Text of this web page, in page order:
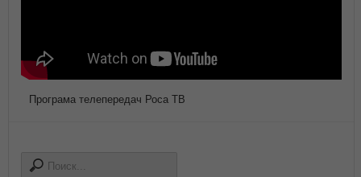
Програма телепередач Роса ТВ